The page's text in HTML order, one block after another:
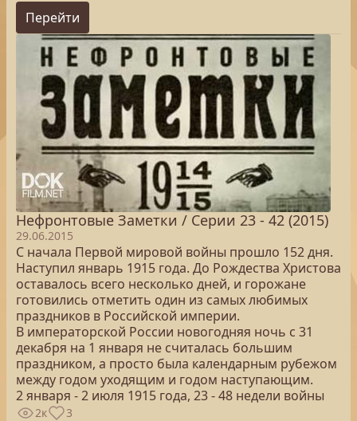
Перейти
Нефронтовые Заметки / Серии 23 - 42 (2015)
29.06.2015
С начала Первой мировой войны прошло 152 дня.
Наступил январь 1915 года. До Рождества Христова
оставалось всего несколько дней, и горожане
готовились отметить один из самых любимых
праздников в Российской империи.
В императорской России новогодняя ночь с 31
декабря на 1 января не считалась большим
праздником, а просто была календарным рубежом
между годом уходящим и годом наступающим.
2 января - 2 июля 1915 года, 23 - 48 недели войны
2к 3